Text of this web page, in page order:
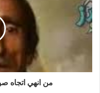
من انهي اتجاه